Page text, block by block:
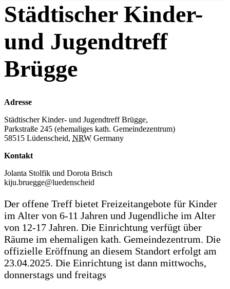
Städtischer Kinder-
und Jugendtreff
Brügge
Adresse
Städtischer Kinder- und Jugendtreff Brügge,
Parkstraße 245 (ehemaliges kath. Gemeindezentrum)
58515 Lüdenscheid, NRW Germany
Kontakt
Jolanta Stolfik und Dorota Brisch
kiju.bruegge@luedenscheid
Der offene Treff bietet Freizeitangebote für Kinder
im Alter von 6-11 Jahren und Jugendliche im Alter
von 12-17 Jahren. Die Einrichtung verfügt über
Räume im ehemaligen kath. Gemeindezentrum. Die
offizielle Eröffnung an diesem Standort erfolgt am
23.04.2025. Die Einrichtung ist dann mittwochs,
donnerstags und freitags